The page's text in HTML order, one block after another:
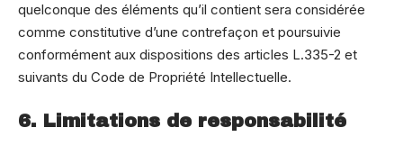
quelconque des éléments qu’il contient sera considérée
comme constitutive d’une contrefaçon et poursuivie
conformément aux dispositions des articles L.335-2 et
suivants du Code de Propriété Intellectuelle.
6. Limitations de responsabilité